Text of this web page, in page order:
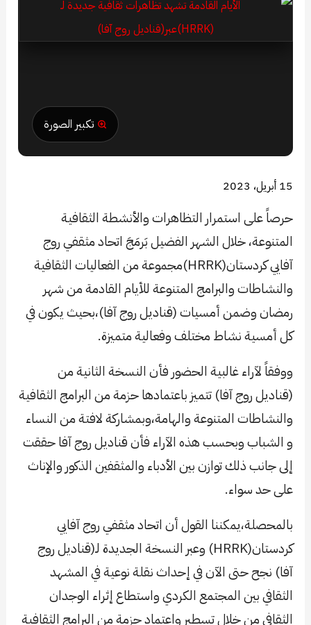
تكبير الصورة
15 أبريل، 2023
حرصاً على استمرار التظاهرات والأنشطة الثقافية
المتنوعة، خلال الشهر الفضيل بَرمَجَ اتحاد مثقفي روج
آفايي كردستان(HRRK)مجموعة من الفعاليات الثقافية
والنشاطات والبرامج المتنوعة للأيام القادمة من شهر
رمضان وضمن أمسيات (قناديل روج آفا)،بحيث يكون في
كل أمسية نشاط مختلف وفعالية متميزة.
ووفقاً لآراء غالبية الحضور فأن النسخة الثانية من
(قناديل روج آفا) تتميز باعتمادها حزمة من البرامج الثقافية
والنشاطات المتنوعة والهامة،وبمشاركة لافتة من النساء
و الشباب وبحسب هذه الآراء فأن قناديل روج آفا حققت
إلى جانب ذلك توازن بين الأدباء والمثقفين الذكور والإناث
على حد سواء.
بالمحصلة،يمكننا القول أن اتحاد مثقفي روج آفايي
كردستان(HRRK) وعبر النسخة الجديدة لـ(قناديل روج
آفا) نجح حتى الآن في إحداث نقلة نوعية في المشهد
الثقافي بين المجتمع الكردي واستطاع إثراء الوجدان
الثقافي من خلال تسطير واعتماد حزمة من البرامج الثقافية